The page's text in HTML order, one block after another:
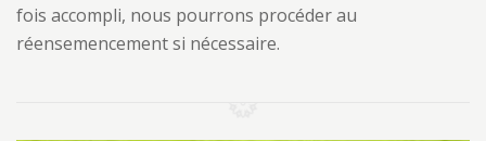
fois accompli, nous pourrons procéder au
réensemencement si nécessaire.